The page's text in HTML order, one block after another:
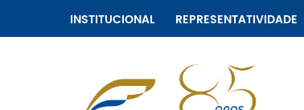
INSTITUCIONAL REPRESENTATIVIDADE